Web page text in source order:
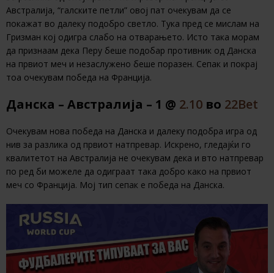
Австралија, “галските петли” овој пат очекувам да се
покажат во далеку подобро светло. Тука пред се мислам на
Гризман кој одигра слабо на отварањето. Исто така морам
да признаам дека Перу беше подобар противник од Данска
на првиот меч и незаслужено беше поразен. Сепак и покрај
тоа очекувам победа на Франција.
Данска – Австралија – 1 @ 2.10 во 22Bet
Очекувам нова победа на Данска и далеку подобра игра од
нив за разлика од првиот натпревар. Искрено, гледајќи го
квалитетот на Австралија не очекувам дека и вто натпревар
по ред би можеле да одиграат така добро како на првиот
меч со Франција. Мој тип сепак е победа на Данска.